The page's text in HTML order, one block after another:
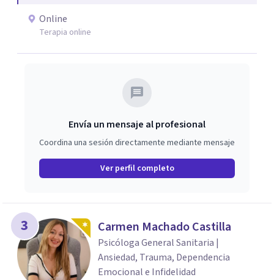
Online
Terapia online
Envía un mensaje al profesional
Coordina una sesión directamente mediante mensaje
Ver perfil completo
3 Carmen Machado Castilla
Psicóloga General Sanitaria |
Ansiedad, Trauma, Dependencia
Emocional e Infidelidad